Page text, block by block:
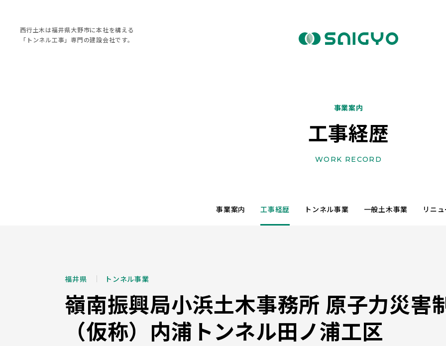
西行土木は福井県大野市に本社を構える
「トンネル工事」専門の建設会社です。
事業案内
工事経歴
WORK RECORD
事業案内 工事経歴 トンネル事業 一般土木事業 リニ
福井県 トンネル事業
嶺南振興局小浜土木事務所 原子力災害
（仮称）内浦トンネル田ノ浦工区